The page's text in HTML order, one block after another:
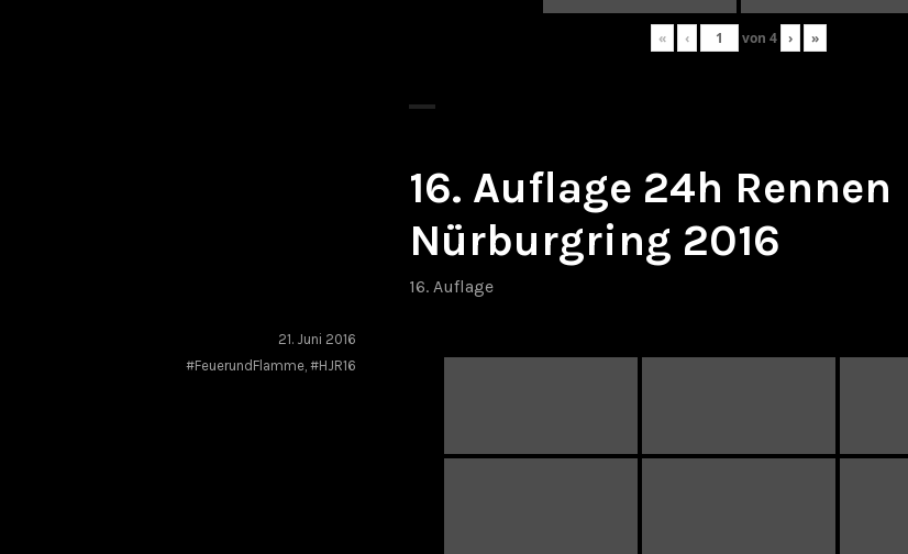
« ‹ von 4 › »
16. Auflage 24h Rennen
Nürburgring 2016
16. Auflage
21. Juni 2016
#FeuerundFlamme, #HJR16